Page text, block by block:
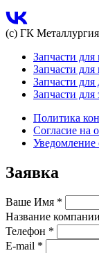
(с) ГК
Запчасти
Запчасти для
Запчасти для
Запчасти для
Политика
Согласие на
Уведомление
Заявка
Ваше Имя *
Название компании
Телефон *
E-mail *